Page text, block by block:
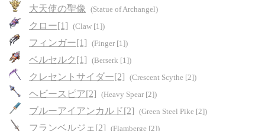
大天使の聖像 (Statue of Archangel)
クロー[1] (Claw [1])
フィンガー[1] (Finger [1])
ベルセルク[1] (Berserk [1])
クレセントサイダー[2] (Crescent Scythe [2])
ヘビースピア[2] (Heavy Spear [2])
ブルーアイアンカルド[2] (Green Steel Pike [2])
フランベルジェ[2] (Flamberge [2])